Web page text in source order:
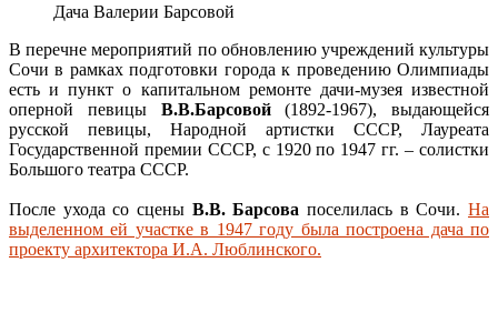
Дача Валерии Барсовой
В перечне мероприятий по обновлению учреждений культуры
Сочи в рамках подготовки города к проведению Олимпиады
есть и пункт о капитальном ремонте дачи-музея известной
оперной певицы В.В.Барсовой(1892-1967), выдающейся
русской певицы, Народной артистки СССР, Лауреата
Государственной премии СССР, с 1920 по 1947 гг. – солистки
Большого театра СССР.
После ухода со сцены В.В. Барсова поселилась в Сочи.На
выделенном ей участке в 1947 году была построена дача по
проекту архитектора И.А. Люблинского.